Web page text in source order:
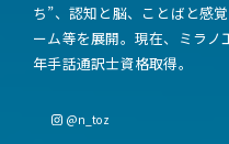
ち”、認知と脳、ことばと感
ーム等を展開。現在、ミラ
年手話通訳士資格取得。
@n_toz